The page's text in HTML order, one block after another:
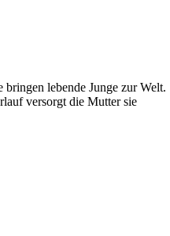
lebende Junge zur Welt.
versorgt die Mutter sie